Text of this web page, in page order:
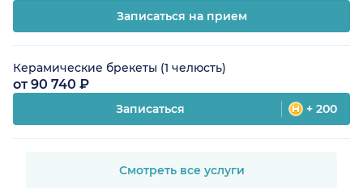
Записаться на прием
Керамические брекеты (1 челюсть)
от 90 740 ₽
Записаться + 200
Смотреть все услуги